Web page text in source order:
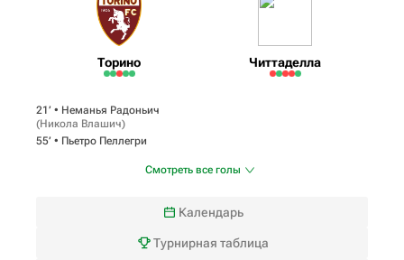
Торино Читтаделла
21‎’‎ • Неманья Радоньич
(Никола Влашич)
55‎’‎ • Пьетро Пеллегри
Смотреть все голы
Календарь
Турнирная таблица